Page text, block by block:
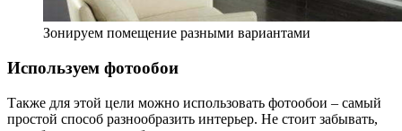
Зонируем помещение разными вариантами
Используем фотообои
Также для этой цели можно использовать фотообои – самый
простой способ разнообразить интерьер. Не стоит забывать,